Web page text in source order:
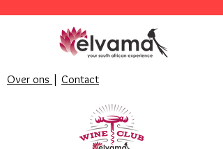
Over ons | Contact